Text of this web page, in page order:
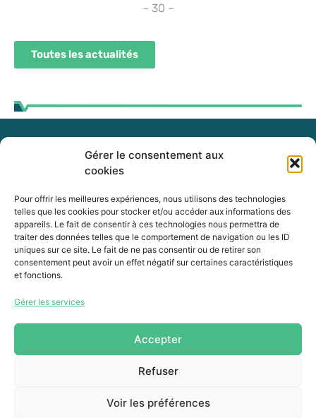
Gérer le consentement aux
cookies
Pour offrir les meilleures expériences, nous utilisons des technologies
telles que les cookies pour stocker et/ou accéder aux informations des
appareils. Le fait de consentir à ces technologies nous permettra de
traiter des données telles que le comportement de navigation ou les ID
uniques sur ce site. Le fait de ne pas consentir ou de retirer son
consentement peut avoir un effet négatif sur certaines caractéristiques
et fonctions.
Gérer les services
Accepter
Refuser
Voir les préférences
– 30 –
Toutes les actualités
255, boul. Laurier, bureau 100
McMasterville (Québec)
J3G 0B7
Intranet
info@mrcvr.ca